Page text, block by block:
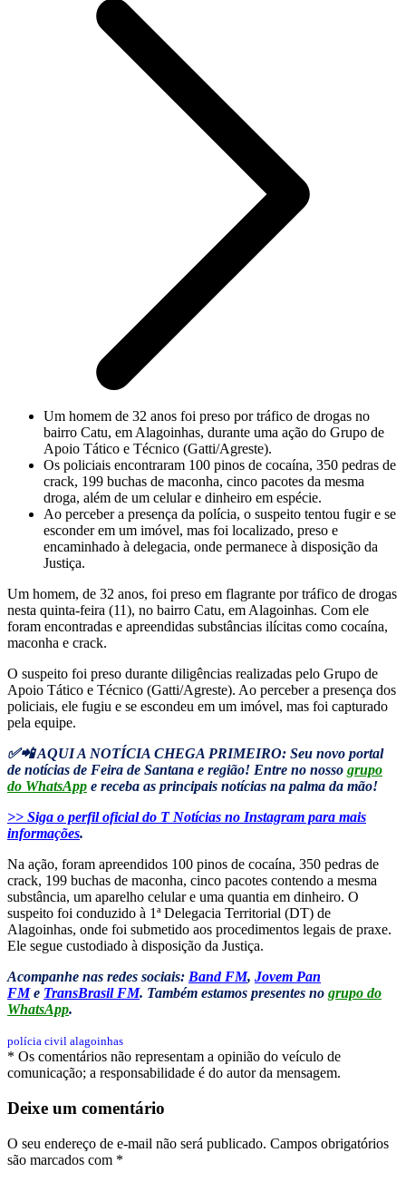
Um homem de 32 anos foi preso por tráfico de drogas no
bairro Catu, em Alagoinhas, durante uma ação do Grupo de
Apoio Tático e Técnico (Gatti/Agreste).
Os policiais encontraram 100 pinos de cocaína, 350 pedras de
crack, 199 buchas de maconha, cinco pacotes da mesma
droga, além de um celular e dinheiro em espécie.
Ao perceber a presença da polícia, o suspeito tentou fugir e se
esconder em um imóvel, mas foi localizado, preso e
encaminhado à delegacia, onde permanece à disposição da
Justiça.
Um homem, de 32 anos, foi preso em flagrante por tráfico de drogas
nesta quinta-feira (11), no bairro Catu, em Alagoinhas. Com ele
foram encontradas e apreendidas substâncias ilícitas como cocaína,
maconha e crack.
O suspeito foi preso durante diligências realizadas pelo Grupo de
Apoio Tático e Técnico (Gatti/Agreste). Ao perceber a presença dos
policiais, ele fugiu e se escondeu em um imóvel, mas foi capturado
pela equipe.
✅📲 AQUI A NOTÍCIA CHEGA PRIMEIRO: Seu novo portal
de notícias de Feira de Santana e região! Entre no nosso grupo
do WhatsApp e receba as principais notícias na palma da mão!
>> Siga o perfil oficial do T Notícias no Instagram para mais
informações.
Na ação, foram apreendidos 100 pinos de cocaína, 350 pedras de
crack, 199 buchas de maconha, cinco pacotes contendo a mesma
substância, um aparelho celular e uma quantia em dinheiro. O
suspeito foi conduzido à 1ª Delegacia Territorial (DT) de
Alagoinhas, onde foi submetido aos procedimentos legais de praxe.
Ele segue custodiado à disposição da Justiça.
Acompanhe nas redes sociais: Band FM, Jovem Pan
FMe TransBrasil FM. Também estamos presentes no grupo do
WhatsApp.
polícia civil alagoinhas
* Os comentários não representam a opinião do veículo de
comunicação; a responsabilidade é do autor da mensagem.
Deixe um comentário
O seu endereço de e-mail não será publicado. Campos obrigatórios
são marcados com *